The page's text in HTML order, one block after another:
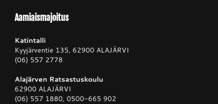
Aamiaismajoitus
Katintalli
Kyyjärventie 135, 62900 ALAJÄRVI
(06) 557 2778
Alajärven Ratsastuskoulu
62900 ALAJÄRVI
(06) 557 1880, 0500-665 902